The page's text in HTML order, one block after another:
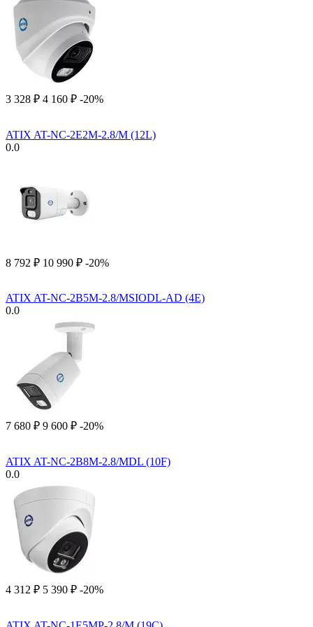
3 328 ₽ 4 160 ₽ -20%
ATIX AT-NC-2E2M-2.8/M (12L)
0.0
8 792 ₽ 10 990 ₽ -20%
ATIX AT-NC-2B5M-2.8/MSIODL-AD (4E)
0.0
7 680 ₽ 9 600 ₽ -20%
ATIX AT-NC-2B8M-2.8/MDL (10F)
0.0
4 312 ₽ 5 390 ₽ -20%